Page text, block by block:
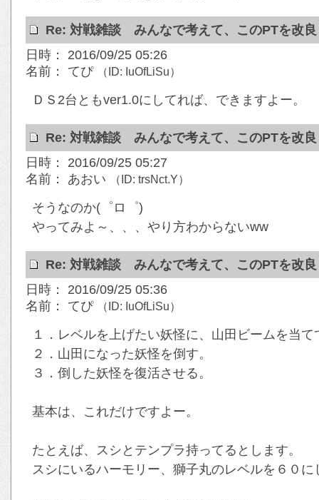
Re: 対戦雑談 みんなで考えて、このPTを改
日時： 2016/09/25 05:26
名前： てぴ
（ID: IuOfLiSu）
ＤＳ2台ともver1.0にしてれば、できますよー。
Re: 対戦雑談 みんなで考えて、このPTを改
日時： 2016/09/25 05:27
名前： あおい
（ID: trsNct.Y）
そうなのか(゜ロ゜)
やってみよ～、、、やり方わからないww
Re: 対戦雑談 みんなで考えて、このPTを改
日時： 2016/09/25 05:36
名前： てぴ
（ID: IuOfLiSu）
１．レベルを上げたい妖怪に、山田ビームを当
２．山田になった妖怪を倒す。
３．倒した妖怪を復活させる。
基本は、これだけですよー。
たとえば、スシとテンプラ持ってるとします。
スシにいるハーモリー、獅子丸のレベルを６０に